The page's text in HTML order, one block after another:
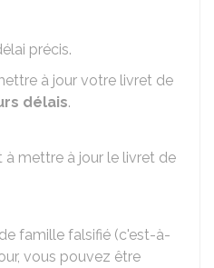
précis.
à jour votre livret de
délais.
mettre à jour le livret de
famille falsifié (c'est-à-
vous pouvez être